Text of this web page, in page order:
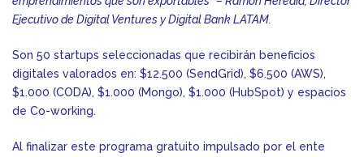
Ejecutivo de Digital Ventures y Digital Bank LATAM.
Son 50 startups seleccionadas que recibirán beneficios
digitales valorados en: $12.500 (SendGrid), $6.500 (AWS),
$1.000 (CODA), $1.000 (Mongo), $1.000 (HubSpot) y espacios
de Co-working.
Al finalizar este programa gratuito impulsado por el ente